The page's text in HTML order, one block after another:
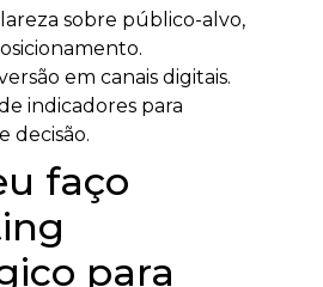
sobre público-alvo,
em canais digitais.
indicadores para
decisão.
faço
para